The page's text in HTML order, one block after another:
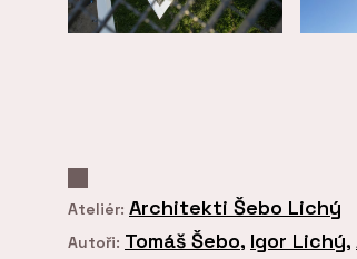
Ateliér: Architekti Šebo Lichý
Autoři: Tomáš Šebo, Igor Lichý,